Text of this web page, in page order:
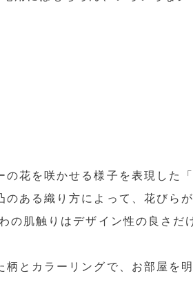
花を咲かせる様子を表現した
ある織り方によって、花びら
の肌触りはデザイン性の良さ
とカラーリングで、お部屋を